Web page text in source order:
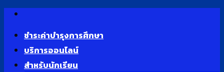
Skip
contentชำระค่าบำรุงการศึกษา
บริการออนไลน์
สำหรับนักเรียน